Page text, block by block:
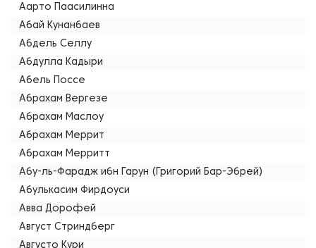
Аарто Паасилинна
Абай Кунанбаев
Абдель Селлу
Абдулла Кадыри
Абель Поссе
Абрахам Вергезе
Абрахам Маслоу
Абрахам Меррит
Абрахам Мерритт
Абу-ль-Фарадж ибн Гарун (Григорий Бар-Эбрей)
Абулькасим Фирдоуси
Авва Дорофей
Август Стриндберг
Августо Кури